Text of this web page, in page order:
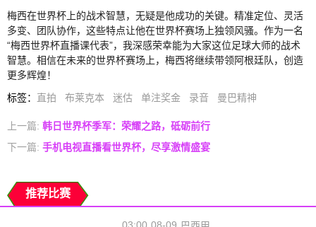
梅西在世界杯上的战术智慧，无疑是他成功的关键。精准定位、灵活
多变、团队协作，这些特点让他在世界杯赛场上独领风骚。作为一名
“梅西世界杯直播课代表”，我深感荣幸能为大家这位足球大师的战术
智慧。相信在未来的世界杯赛场上，梅西将继续带领阿根廷队，创造
更多辉煌！
标签： 直拍 布莱克本 迷估 单注奖金 录音 曼巴精神
上一篇: 韩日世界杯季军：荣耀之路，砥砺前行
下一篇: 手机电视直播看世界杯，尽享激情盛宴
推荐比赛
08-09
03:00